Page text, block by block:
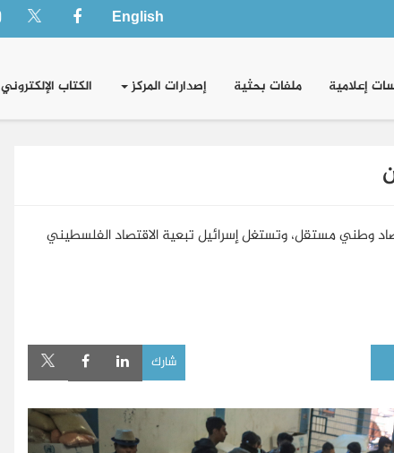
English
إعلامية ملفات بحثية إصدارات المركز الكتاب الإلكتروني
وطني مستقل، وتستغل إسرائيل تبعية الاقتصاد الفلسطيني
شارك